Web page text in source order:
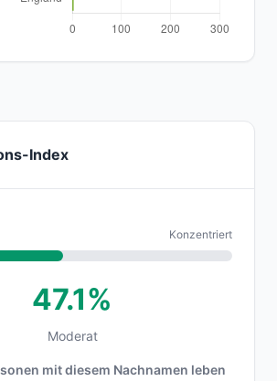
Index
Konzentriert
47.1%
Moderat
mit diesem Nachnamen leben